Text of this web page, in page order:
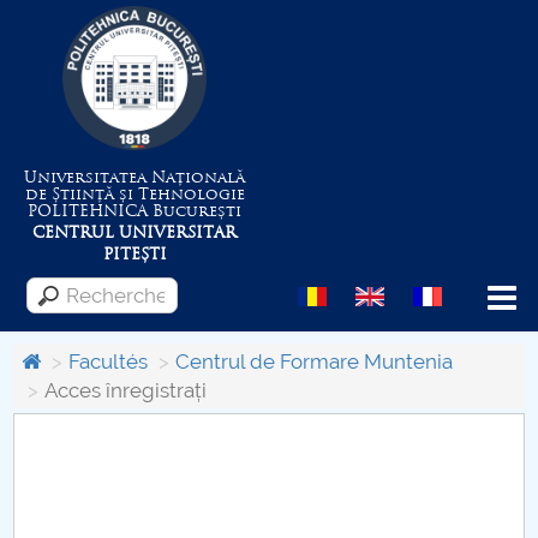
Universitatea Națională
de Știință și Tehnologie
POLITEHNICABucurești
CENTRUL UNIVERSITAR
PITEȘTI
Menu
Despre Universitate
Facultés
Centrul de Formare Muntenia
Acces înregistrați